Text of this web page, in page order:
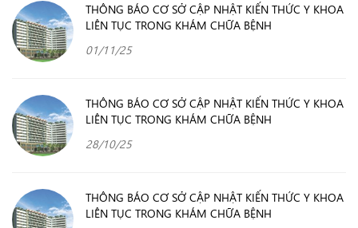
THÔNG BÁO CƠ SỞ CẬP NHẬT KIẾN THỨC Y KHOA
LIÊN TỤC TRONG KHÁM CHỮA BỆNH
01/11/25
THÔNG BÁO CƠ SỞ CẬP NHẬT KIẾN THỨC Y KHOA
LIÊN TỤC TRONG KHÁM CHỮA BỆNH
28/10/25
THÔNG BÁO CƠ SỞ CẬP NHẬT KIẾN THỨC Y KHOA
LIÊN TỤC TRONG KHÁM CHỮA BỆNH